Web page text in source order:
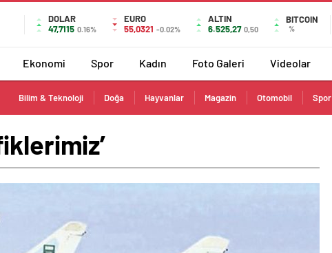
DOLAR
47,7115 0.16%
EURO
55,0321 -0.02%
ALTIN
6.525,27 0,50
BITCOIN
%
Ekonomi Spor Kadın Foto Galeri Videolar
Bilim & Teknoloji Doğa Hayvanlar Magazin Otomobil Spor